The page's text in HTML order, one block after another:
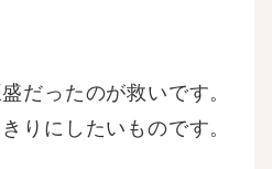
だったのが救いです。
りにしたいものです。